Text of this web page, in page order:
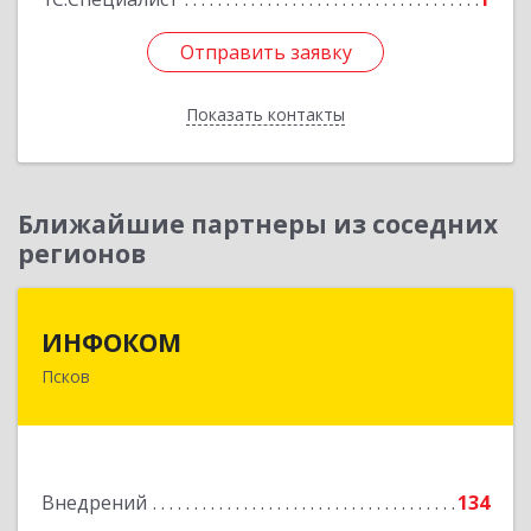
Отправить заявку
Показать контакты
Отправить заявку
Назад
Ближайшие партнеры из соседних
регионов
ИНФОКОМ
Псков
Внедрений
134
180000, Псковская обл, Псков г, Советская ул,